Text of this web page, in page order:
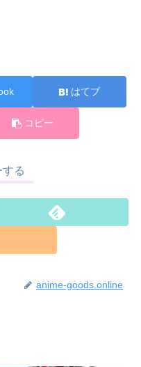
はてブ
コピー
る
anime-goods.online